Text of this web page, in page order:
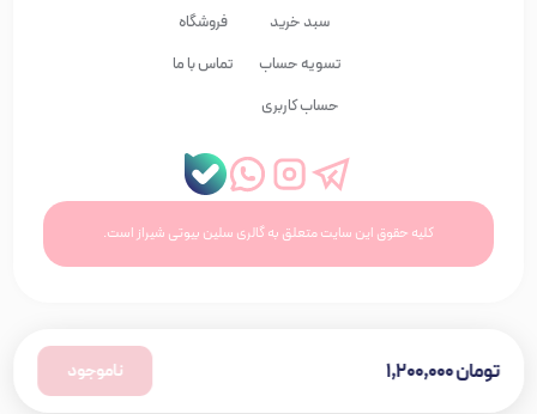
سبد خرید
تسویه حساب
حساب کاربری
فروشگاه
تماس با ما
کلیه حقوق این سایت متعلق به گالری سلین بیوتی شیراز است.
تومان۱,۲۰۰,۰۰۰ ناموجود